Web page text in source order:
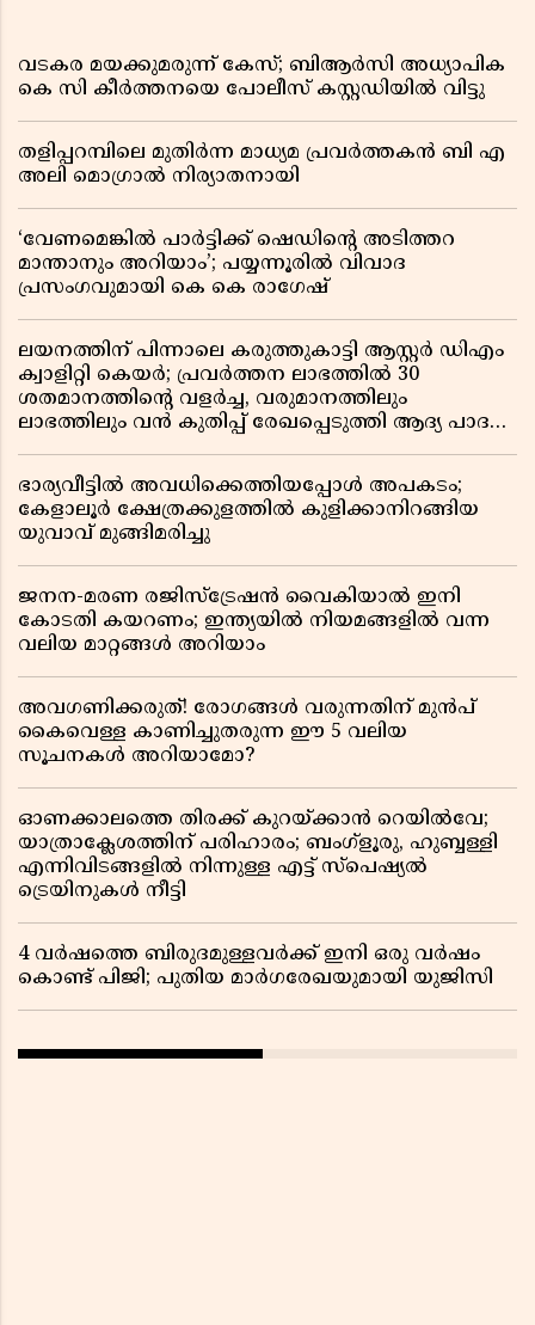
വടകര മയക്കുമരുന്ന് കേസ്; ബിആർസി അധ്യാപിക
കെ സി കീർത്തനയെ പോലീസ് കസ്റ്റഡിയിൽ വിട്ടു
തളിപ്പറമ്പിലെ മുതിർന്ന മാധ്യമ പ്രവർത്തകൻ ബി എ
അലി മൊഗ്രാൽ നിര്യാതനായി
‘വേണമെങ്കിൽ പാർട്ടിക്ക് ഷെഡിൻ്റെ അടിത്തറ
മാന്താനും അറിയാം’; പയ്യന്നൂരിൽ വിവാദ
പ്രസംഗവുമായി കെ കെ രാഗേഷ്
ലയനത്തിന് പിന്നാലെ കരുത്തുകാട്ടി ആസ്റ്റർ ഡിഎം
ക്വാളിറ്റി കെയർ; പ്രവർത്തന ലാഭത്തിൽ 30
ശതമാനത്തിൻ്റെ വളർച്ച, വരുമാനത്തിലും
ലാഭത്തിലും വൻ കുതിപ്പ് രേഖപ്പെടുത്തി ആദ്യ പാദ
ഭാര്യവീട്ടിൽ അവധിക്കെത്തിയപ്പോൾ അപകടം;
കേളാലൂർ ക്ഷേത്രക്കുളത്തിൽ കുളിക്കാനിറങ്ങിയ
യുവാവ് മുങ്ങിമരിച്ചു
ജനന-മരണ രജിസ്ട്രേഷൻ വൈകിയാൽ ഇനി
കോടതി കയറണം; ഇന്ത്യയിൽ നിയമങ്ങളിൽ വന്ന
വലിയ മാറ്റങ്ങൾ അറിയാം
അവഗണിക്കരുത്! രോഗങ്ങൾ വരുന്നതിന് മുൻപ്
കൈവെള്ള കാണിച്ചുതരുന്ന ഈ 5 വലിയ
സൂചനകൾ അറിയാമോ?
ഓണക്കാലത്തെ തിരക്ക് കുറയ്ക്കാൻ റെയിൽവേ;
യാത്രാക്ലേശത്തിന് പരിഹാരം; ബംഗ്ളൂരു, ഹുബ്ബള്ളി
എന്നിവിടങ്ങളിൽ നിന്നുള്ള എട്ട് സ്പെഷ്യൽ
ട്രെയിനുകൾ നീട്ടി
4 വർഷത്തെ ബിരുദമുള്ളവർക്ക് ഇനി ഒരു വർഷം
കൊണ്ട് പിജി; പുതിയ മാർഗരേഖയുമായി യുജിസി